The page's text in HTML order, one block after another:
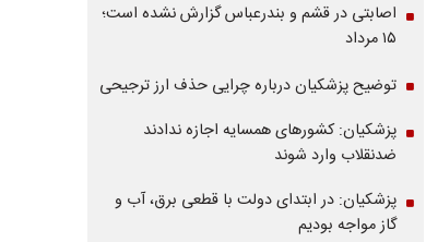
اصابتی در قشم و بندرعباس گزارش نشده است؛
۱۵ مرداد
توضیح پزشکیان درباره چرایی حذف ارز ترجیحی
پزشکیان: کشورهای همسایه اجازه ندادند
ضدنقلاب وارد شوند
پزشکیان: در ابتدای دولت با قطعی برق، آب و
گاز مواجه بودیم